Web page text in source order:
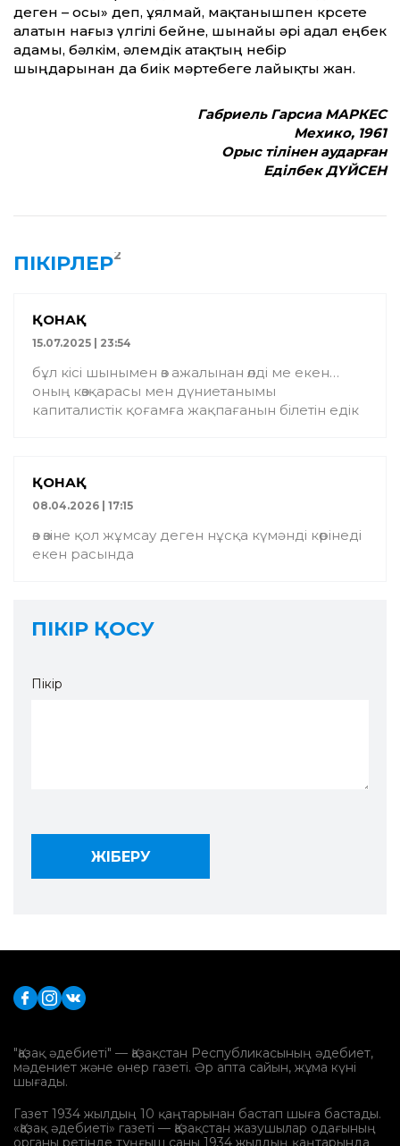
деген – осы» деп, ұялмай, мақтанышпен көрсете
алатын нағыз үлгілі бейне, шынайы әрі адал еңбек
адамы, бәлкім, әлемдік атақтың небір
шыңдарынан да биік мәртебеге лайықты жан.
Габриель Гарсиа МАРКЕС
Мехико, 1961
Орыс тілінен аударған
Еділбек ДҮЙСЕН
ПІКІРЛЕР2
ҚОНАҚ
15.07.2025 | 23:54
бұл кісі шынымен өз ажалынан өлді ме екен…
оның көзқарасы мен дүниетанымы
капиталистік қоғамға жақпағанын білетін едік
ҚОНАҚ
08.04.2026 | 17:15
өз өзіне қол жұмсау деген нұсқа күмәнді көрінеді
екен расында
ПІКІР ҚОСУ
Пікір
"Қазақ әдебиеті" — Қазақстан Республикасының әдебиет,
мәдениет және өнер газеті. Әр апта сайын, жұма күні
шығады.
Газет 1934 жылдың 10 қаңтарынан бастап шыға бастады.
«Қазақ әдебиеті» газеті — Қазақстан жазушылар одағының
органы ретінде тұңғыш саны 1934 жылдың қаңтарында